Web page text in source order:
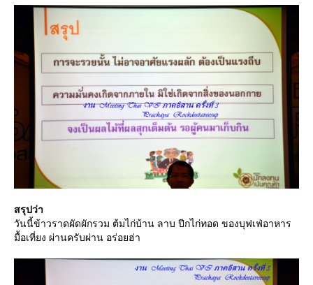
สรุปว่า
วันนี้ข้าวราดผัดผักรวม ต้มไก่บ้าน ลาบ ปีกไก่ทอด ของบุฟเฟ่อาหาร
มื้อเที่ยง ผ่านครับผ่าน อร่อยฮ่า